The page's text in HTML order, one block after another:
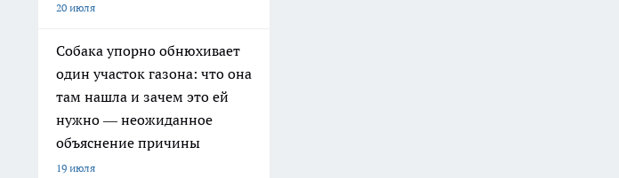
20 июля
Собака упорно обнюхивает
один участок газона: что она
там нашла и зачем это ей
нужно — неожиданное
объяснение причины
19 июля